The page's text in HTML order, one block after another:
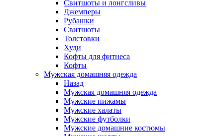
Свитшоты и лонгсливы
Джемперы
Рубашки
Свитшоты
Толстовки
Худи
Кофты для фитнеса
Кофты
Мужская домашняя одежда
Назад
Мужская домашняя одежда
Мужские пижамы
Мужские халаты
Мужские футболки
Мужские домашние костюмы